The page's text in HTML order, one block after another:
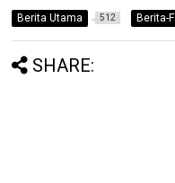
Berita Utama 512 Berita-
SHARE: